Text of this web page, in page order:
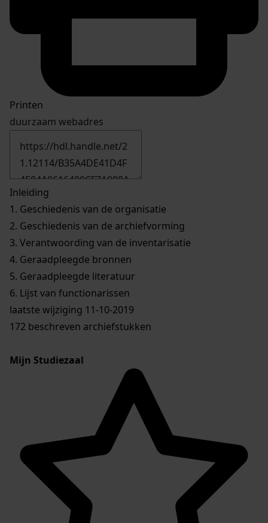
Printen
duurzaam webadres
Inleiding
1. Geschiedenis van de organisatie
2. Geschiedenis van de archiefvorming
3. Verantwoording van de inventarisatie
4. Geraadpleegde bronnen
5. Geraadpleegde literatuur
6. Lijst van functionarissen
laatste wijziging 11-10-2019
172 beschreven archiefstukken
Mijn Studiezaal